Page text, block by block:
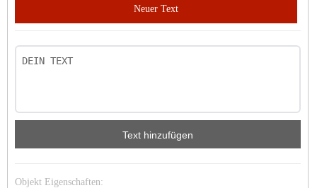
Neuer Text
Text hinzufügen
Objekt Eigenschaften: